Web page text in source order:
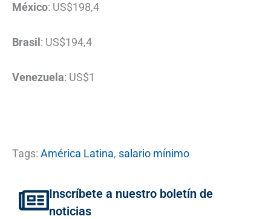
México: US$198,4
Brasil : US$194,4
Venezuela: US$1
Tags: América Latina, salario mínimo
Inscríbete a nuestro boletín de
noticias